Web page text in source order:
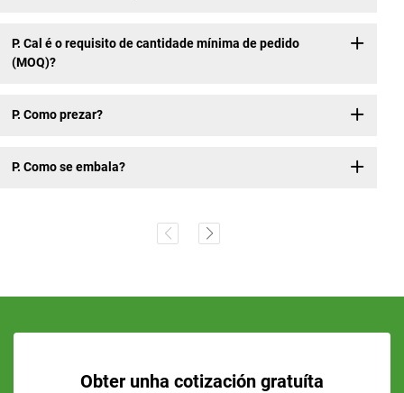
P. Cal é o requisito de cantidade mínima de pedido
(MOQ)?
P. Como prezar?
P. Como se embala?
Obter unha cotización gratuíta